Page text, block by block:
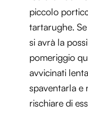
piccolo
tartarughe.
si avrà la
pomeriggio
avvicinati
spaventarla e
rischiare di